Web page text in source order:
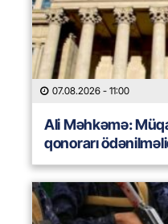
07.08.2026 - 11:00
Ali Məhkəmə:
qonorarı